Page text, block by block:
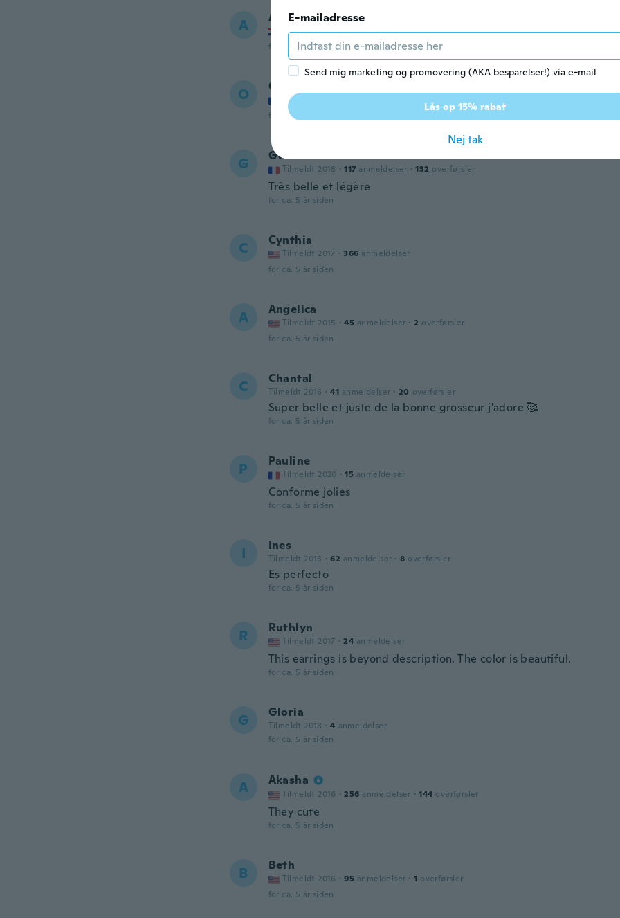
A Aleksandra
Tilmeldt 2018 · 72 anmeldelser · 49 overførsler
for ca. 5 år siden
O Oceane
Tilmeldt 2018
for ca. 5 år siden
G Gwendoline
Tilmeldt 2018 · 117 anmeldelser · 132 overførsler
Très belle et légère
for ca. 5 år siden
C Cynthia
Tilmeldt 2017 · 366 anmeldelser
for ca. 5 år siden
A Angelica
Tilmeldt 2015 · 45 anmeldelser · 2 overførsler
for ca. 5 år siden
C Chantal
Tilmeldt 2016 · 41 anmeldelser · 20 overførsler
Super belle et juste de la bonne grosseur j'adore 🥰
for ca. 5 år siden
P Pauline
Tilmeldt 2020 · 15 anmeldelser
Conforme jolies
for ca. 5 år siden
I Ines
Tilmeldt 2015 · 62 anmeldelser · 8 overførsler
Es perfecto
for ca. 5 år siden
R Ruthlyn
Tilmeldt 2017 · 24 anmeldelser
This earrings is beyond description. The color is beautiful.
for ca. 5 år siden
G Gloria
Tilmeldt 2018 · 4 anmeldelser
for ca. 5 år siden
A Akasha
Tilmeldt 2016 · 256 anmeldelser · 144 overførsler
They cute
for ca. 5 år siden
B Beth
Tilmeldt 2016 · 95 anmeldelser · 1 overførsler
for ca. 5 år siden
E-mailadresse
Send mig marketing og promovering (AKA besparelser!) via e-mail
Lås op 15% rabat
Nej tak